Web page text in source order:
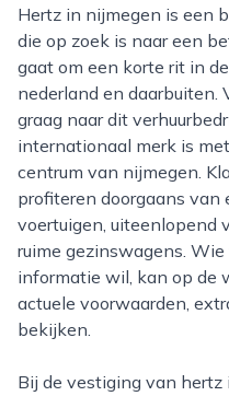
Hertz in nijmegen is een bekende naam voor iedereen
die op zoek is naar een
gaat om een korte rit in
nederland en daarbuiten.
graag naar dit
internationaal merk is
centrum van nijmegen.
profiteren doorgaans van
voertuigen, uiteenlopend
ruime gezinswagens.
informatie wil, kan op de
actuele voorwaarden,
bekijken.
Bij de vestiging van hertz in nijmegen staat